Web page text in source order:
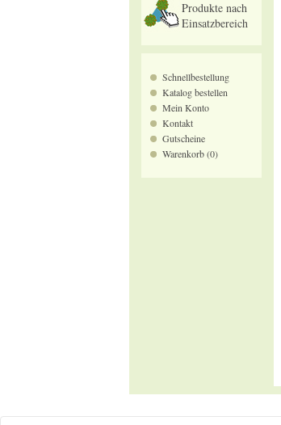
Produkte nach
Einsatzbereich
Schnellbestellung
Katalog bestellen
Mein Konto
Kontakt
Gutscheine
Warenkorb (0)